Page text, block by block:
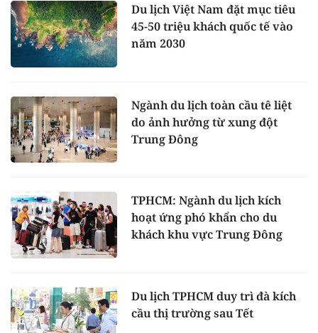
Du lịch Việt Nam đặt mục tiêu
45-50 triệu khách quốc tế vào
năm 2030
Ngành du lịch toàn cầu tê liệt
do ảnh hưởng từ xung đột
Trung Đông
TPHCM: Ngành du lịch kích
hoạt ứng phó khẩn cho du
khách khu vực Trung Đông
Du lịch TPHCM duy trì đà kích
cầu thị trường sau Tết